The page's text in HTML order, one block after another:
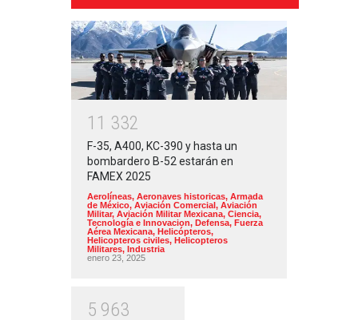
1 1 332
F-35, A400, KC-390 y hasta un
bombardero B-52 estarán en
FAMEX 2025
Aerolíneas, Aeronaves historicas, Armada
de México, Aviación Comercial, Aviación
Militar, Aviación Militar Mexicana, Ciencia,
Tecnología e Innovacion, Defensa, Fuerza
Aérea Mexicana, Helicópteros,
Helicopteros civiles, Helicopteros
Militares, Industria
enero 23, 2025
5 963